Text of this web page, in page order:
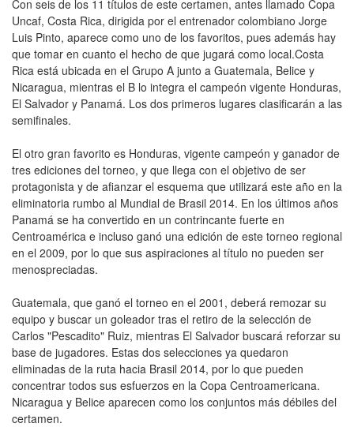
Con seis de los 11 títulos de este certamen, antes llamado Copa
Uncaf, Costa Rica, dirigida por el entrenador colombiano Jorge
Luis Pinto, aparece como uno de los favoritos, pues además hay
que tomar en cuanto el hecho de que jugará como local.Costa
Rica está ubicada en el Grupo A junto a Guatemala, Belice y
Nicaragua, mientras el B lo integra el campeón vigente Honduras,
El Salvador y Panamá. Los dos primeros lugares clasificarán a las
semifinales.
El otro gran favorito es Honduras, vigente campeón y ganador de
tres ediciones del torneo, y que llega con el objetivo de ser
protagonista y de afianzar el esquema que utilizará este año en la
eliminatoria rumbo al Mundial de Brasil 2014. En los últimos años
Panamá se ha convertido en un contrincante fuerte en
Centroamérica e incluso ganó una edición de este torneo regional
en el 2009, por lo que sus aspiraciones al título no pueden ser
menospreciadas.
Guatemala, que ganó el torneo en el 2001, deberá remozar su
equipo y buscar un goleador tras el retiro de la selección de
Carlos "Pescadito" Ruiz, mientras El Salvador buscará reforzar su
base de jugadores. Estas dos selecciones ya quedaron
eliminadas de la ruta hacia Brasil 2014, por lo que pueden
concentrar todos sus esfuerzos en la Copa Centroamericana.
Nicaragua y Belice aparecen como los conjuntos más débiles del
certamen.